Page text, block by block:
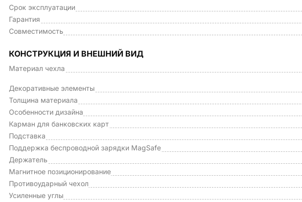
Срок эксплуатации
Гарантия
Совместимость
КОНСТРУКЦИЯ И ВНЕШНИЙ ВИД
Материал чехла
Декоративные элементы
Толщина материала
Особенности дизайна
Карман для банковских карт
Подставка
Поддержка беспроводной зарядки MagSafe
Держатель
Магнитное позиционирование
Противоударный чехол
Усиленные углы